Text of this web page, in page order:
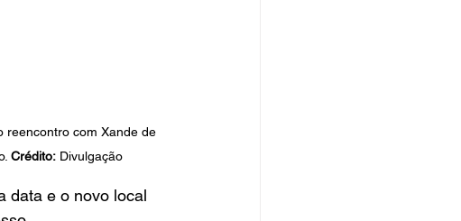
reencontro com Xande de
Crédito: Divulgação
data e o novo local